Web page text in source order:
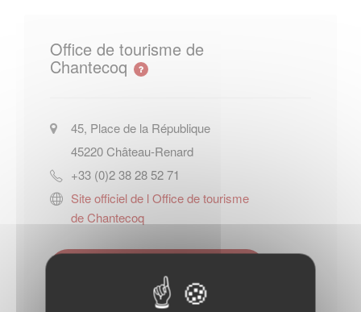
Office de tourisme de
Chantecoq
45, Place de la République
45220Château-Renard
+33 (0)2 38 28 52 71
Site officiel de l Office de tourisme
de Chantecoq